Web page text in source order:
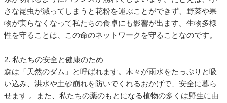
さな昆虫が減ってしまうと花粉を運ぶことができず、野菜や果
物が実らなくなって私たちの食卓にも影響が出ます。生物多様
性を守ることは、この命のネットワークを守ることなのです。
2. 私たちの安全と健康のため
森は「天然のダム」と呼ばれます。木々が雨水をたっぷりと吸
い込み、洪水や土砂崩れを防いでくれるおかげで、安全に暮ら
せます 。また、私たちの薬のもとになる植物の多くは野生に由